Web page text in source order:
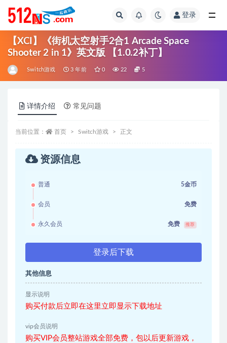
登录
【XCI】《街机太空射手2合1 Arcade Space
Shooter 2 in 1》英文版 【1.0.2补丁】
Switch游戏 3 年前 0 22 5
详情介绍 常见问题
当前位置： 首页 Switch游戏 正文
资源信息
普通 5金币
会员 免费
永久会员 免费 推荐
登录后下载
其他信息
显示说明
购买付款后立即在这里立即显示下载地址
vip会员说明
购买VIP会员整站游戏全部免费，包以后更新游戏，